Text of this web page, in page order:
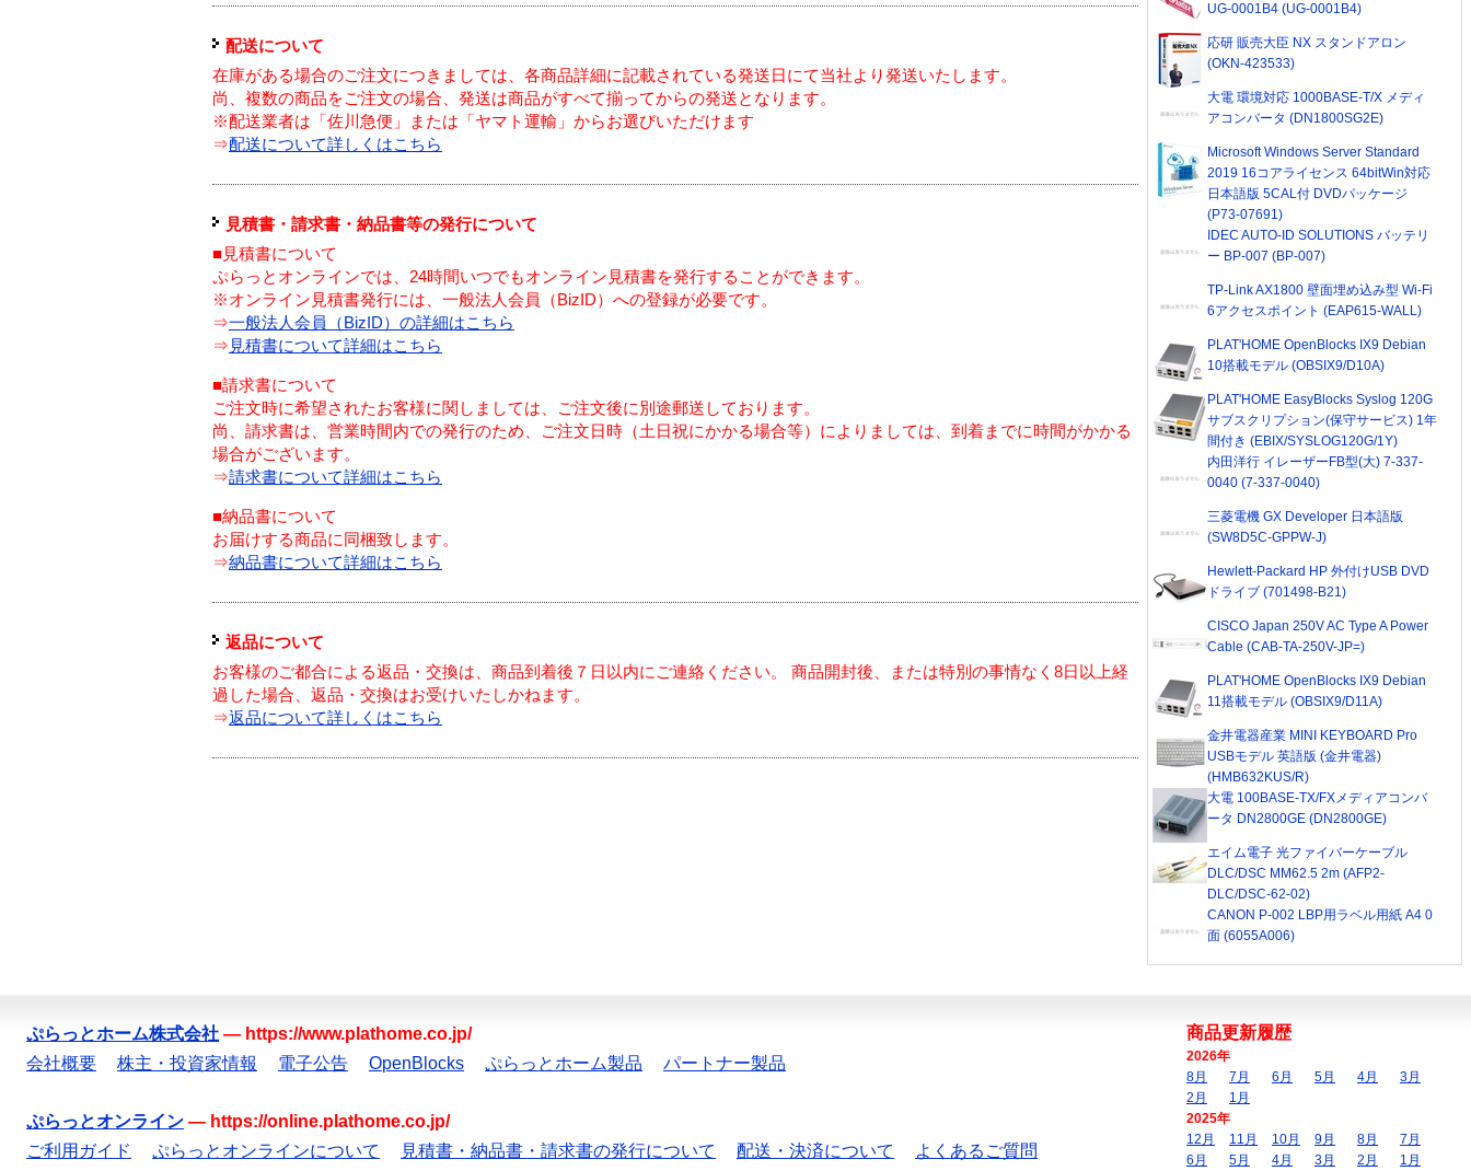
配送について
在庫がある場合のご注文につきましては、各商品詳細に記載されている発送日にて当社より発送いたします。
尚、複数の商品をご注文の場合、発送は商品がすべて揃ってからの発送となります。
※配送業者は「佐川急便」または「ヤマト運輸」からお選びいただけます
⇒配送について詳しくはこちら
見積書・請求書・納品書等の発行について
■見積書について
ぷらっとオンラインでは、24時間いつでもオンライン見積書を発行することができます。
※オンライン見積書発行には、一般法人会員（BizID）への登録が必要です。
⇒一般法人会員（BizID）の詳細はこちら
⇒ 見積書について詳細はこちら
■請求書について
ご注文時に希望されたお客様に関しましては、ご注文後に別途郵送しております。
尚、請求書は、営業時間内での発行のため、ご注文日時（土日祝にかかる場合等）によりましては、到着までに時間がかかる
場合がございます。
⇒請求書について詳細はこちら
■納品書について
お届けする商品に同梱致します。
⇒納品書について詳細はこちら
返品について
お客様のご都合による返品・交換は、商品到着後７日以内にご連絡ください。 商品開封後、または特別の事情なく8日以上経
過した場合、返品・交換はお受けいたしかねます。
⇒返品について詳しくはこちら
UG-0001B4 (UG-0001B4)
応研 販売大臣 NX スタンドアロン
(OKN-423533)
大電 環境対応 1000BASE-T/X メディ
アコンバータ (DN1800SG2E)
Microsoft Windows Server Standard
2019 16コアライセンス 64bitWin対応
日本語版 5CAL付 DVDパッケージ
(P73-07691)
IDEC AUTO-ID SOLUTIONS バッテリ
ー BP-007 (BP-007)
TP-Link AX1800 壁面埋め込み型 Wi-Fi
6アクセスポイント (EAP615-WALL)
PLAT'HOME OpenBlocks IX9 Debian
10搭載モデル (OBSIX9/D10A)
PLAT'HOME EasyBlocks Syslog 120G
サブスクリプション(保守サービス) 1年
間付き (EBIX/SYSLOG120G/1Y)
内田洋行 イレーザーFB型(大) 7-337-
0040 (7-337-0040)
三菱電機 GX Developer 日本語版
(SW8D5C-GPPW-J)
Hewlett-Packard HP 外付けUSB DVD
ドライブ (701498-B21)
CISCO Japan 250V AC Type A Power
Cable (CAB-TA-250V-JP=)
PLAT'HOME OpenBlocks IX9 Debian
11搭載モデル (OBSIX9/D11A)
金井電器産業 MINI KEYBOARD Pro
USBモデル 英語版 (金井電器)
(HMB632KUS/R)
大電 100BASE-TX/FXメディアコンバ
ータ DN2800GE (DN2800GE)
エイム電子 光ファイバーケーブル
DLC/DSC MM62.5 2m (AFP2-
DLC/DSC-62-02)
CANON P-002 LBP用ラベル用紙 A4 0
面 (6055A006)
ぷらっとホーム株式会社 — https://www.plathome.co.jp/
会社概要
株主・投資家情報 電子公告 OpenBlocks ぷらっとホーム製品 パートナー製品
ぷらっとオンライン — https://online.plathome.co.jp/
ご利用ガイド
ぷらっとオンラインについて 見積書・納品書・請求書の発行について 配送・決済について
よくあるご質問
商品更新履歴
2026年
8月
7月 6月 5月 4月
3月
2月
1月
2025年
12月
11月 10月 9月 8月
7月
6月
5月 4月 3月 2月
1月